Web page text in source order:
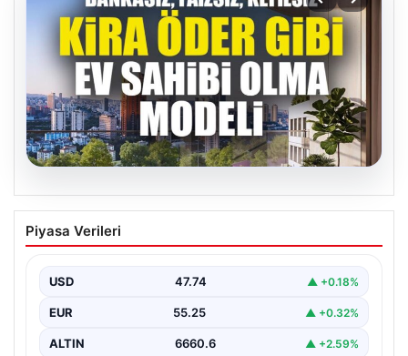
07.08.2026
DAP Yapı’dan bir ilk! Emlak Konut
güvencesi Dap vizyonuyla kendi
{"title": "DAP Yapı’dan Bir İlk: Güvence ve Vizyonla Kendi
Piyasa Verileri
USD 47.74 ▲ +0.18%
EUR 55.25 ▲ +0.32%
ALTIN 6660.6 ▲ +2.59%